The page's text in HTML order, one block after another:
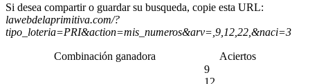
Si desea compartir o guardar su busqueda, copie esta URL:
lawebdelaprimitiva.com/?
tipo_loteria=PRI&action=mis_numeros&arv=,9,12,22,&naci=3
Combinación ganadora Aciertos
9
12